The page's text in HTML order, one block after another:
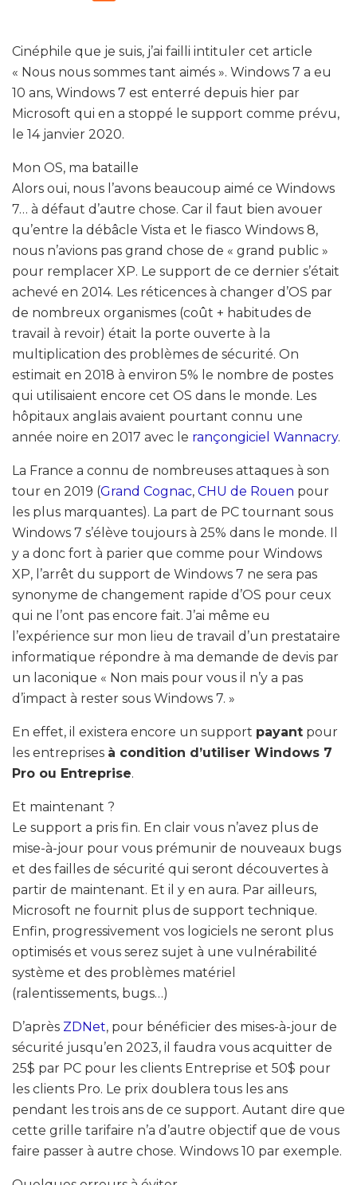
Cinéphile que je suis, j’ai failli intituler cet article
« Nous nous sommes tant aimés ». Windows 7 a eu
10 ans, Windows 7 est enterré depuis hier par
Microsoft qui en a stoppé le support comme prévu,
le 14 janvier 2020.
Mon OS, ma bataille
Alors oui, nous l’avons beaucoup aimé ce Windows
7… à défaut d’autre chose. Car il faut bien avouer
qu’entre la débâcle Vista et le fiasco Windows 8,
nous n’avions pas grand chose de « grand public »
pour remplacer XP. Le support de ce dernier s’était
achevé en 2014. Les réticences à changer d’OS par
de nombreux organismes (coût + habitudes de
travail à revoir) était la porte ouverte à la
multiplication des problèmes de sécurité. On
estimait en 2018 à environ 5% le nombre de postes
qui utilisaient encore cet OS dans le monde. Les
hôpitaux anglais avaient pourtant connu une
année noire en 2017 avec le rançongiciel Wannacry.
La France a connu de nombreuses attaques à son
tour en 2019 (Grand Cognac, CHU de Rouen pour
les plus marquantes). La part de PC tournant sous
Windows 7 s’élève toujours à 25% dans le monde. Il
y a donc fort à parier que comme pour Windows
XP, l’arrêt du support de Windows 7 ne sera pas
synonyme de changement rapide d’OS pour ceux
qui ne l’ont pas encore fait. J’ai même eu
l’expérience sur mon lieu de travail d’un prestataire
informatique répondre à ma demande de devis par
un laconique « Non mais pour vous il n’y a pas
d’impact à rester sous Windows 7. »
En effet, il existera encore un support payant pour
les entreprises à condition d’utiliser Windows 7
Pro ou Entreprise.
Et maintenant ?
Le support a pris fin. En clair vous n’avez plus de
mise-à-jour pour vous prémunir de nouveaux bugs
et des failles de sécurité qui seront découvertes à
partir de maintenant. Et il y en aura. Par ailleurs,
Microsoft ne fournit plus de support technique.
Enfin, progressivement vos logiciels ne seront plus
optimisés et vous serez sujet à une vulnérabilité
système et des problèmes matériel
(ralentissements, bugs…)
D’après ZDNet, pour bénéficier des mises-à-jour de
sécurité jusqu’en 2023, il faudra vous acquitter de
25$ par PC pour les clients Entreprise et 50$ pour
les clients Pro. Le prix doublera tous les ans
pendant les trois ans de ce support. Autant dire que
cette grille tarifaire n’a d’autre objectif que de vous
faire passer à autre chose. Windows 10 par exemple.